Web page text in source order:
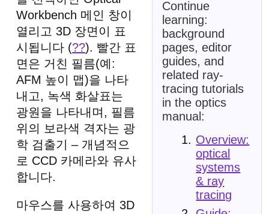
Continue
learning:
background
pages, editor
guides, and
related ray-
tracing tutorials
in the optics
manual:
Overview:
optical
systems
& ray
tracing
Workbench 메인 창이
열리고 3D 장면이 표
시됩니다 (??). 빨간 표
면은 거친 필름(예:
AFM 높이 맵)을 나타
내고, 녹색 화살표는
광원을 나타내며, 필름
위의 보라색 격자는 광
학 검출기 – 개념적으
로 CCD 카메라와 유사
합니다.
마우스를 사용하여 3D